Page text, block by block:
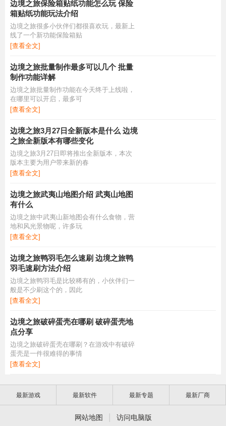
边境之旅保险箱贴纸功能怎么玩 保险
箱贴纸功能玩法介绍
边境之旅很多小伙伴们都很喜欢玩，最新上
线了一个新功能保险箱贴
[查看全文]
边境之旅批量制作最多可以几个 批量
制作功能详解
边境之旅批量制作功能在今天终于上线啦，
在哪里可以开启，最多可
[查看全文]
边境之旅3月27日全新版本是什么 边境
之旅全新版本有哪些变化
边境之旅3月27日即将推出全新版本，本次
版本主要为用户带来新的春
[查看全文]
边境之旅武夷山地图介绍 武夷山地图
有什么
边境之旅中武夷山新地图会有什么食物，营
地和风光景物呢，许多玩
[查看全文]
边境之旅鸭羽毛怎么速刷 边境之旅鸭
羽毛速刷方法介绍
边境之旅鸭羽毛是比较稀有的，小伙伴们一
般是不少刷这个的，因此
[查看全文]
边境之旅破碎蛋壳在哪刷 破碎蛋壳地
点分享
边境之旅破碎蛋壳在哪刷？在游戏中有破碎
蛋壳是一件很难得的事情
[查看全文]
最新游戏 最新软件 最新专题 最新厂商
网站地图 访问电脑版